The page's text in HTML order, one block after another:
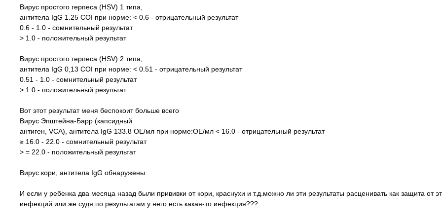
Вирус простого герпеса (HSV) 1 типа,
антитела IgG 1.25 COI при норме: < 0.6 - отрицательный результат
0.6 - 1.0 - сомнительный результат
> 1.0 - положительный результат
Вирус простого герпеса (HSV) 2 типа,
антитела IgG 0,13 COI при норме: < 0.51 - отрицательный результат
0.51 - 1.0 - сомнительный результат
> 1.0 - положительный результат
Вот этот результат меня беспокоит больше всего
Вирус Эпштейна-Барр (капсидный
антиген, VCA), антитела IgG 133.8 ОЕ/мл при норме:ОЕ/мл < 16.0 - отрицательный результат
≥ 16.0 - 22.0 - сомнительный результат
> = 22.0 - положительный результат
Вирус кори, антитела IgG обнаружены
И если у ребенка два месяца назад были прививки от кори, краснухи и т.д.можно ли эти результаты расценивать как защита от
инфекций или же судя по результатам у него есть какая-то инфекция???